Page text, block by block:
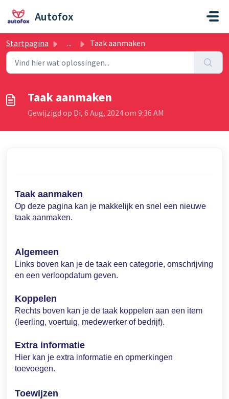
Autofox
Startpagina ... Taak aanmaken
Taak aanmaken
Gewijzigd op Di, 6 Aug, 2024 om 9:36 AM
Taak aanmaken
Op deze pagina kan je makkelijk en snel een nieuwe
taak aanmaken.
Algemeen
Links boven kan je de taak een categorie, omschrijving
en een verloopdatum geven.
Koppelen
Rechts boven kan je de taak koppelen aan een item
(leerling, voertuig, medewerker of bedrijf).
Extra informatie
Hier kan je extra informatie en opmerkingen
toevoegen.
Toewijzen